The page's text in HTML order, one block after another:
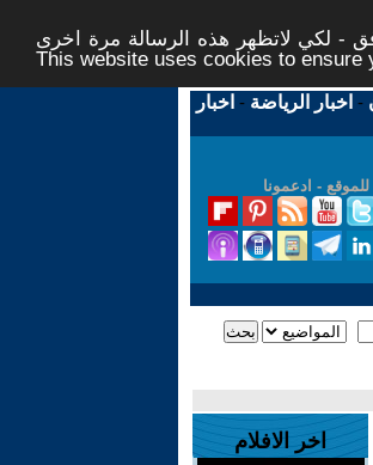
- لكي لاتظهر هذه الرسالة مرة اخرى -
This website uses cookies to ensure
- اخبار الرياضة - اخبار
للموقع - ادعمونا
اخر الافلام